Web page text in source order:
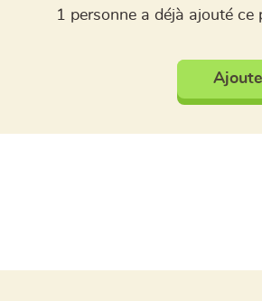
1 personne a déjà ajouté